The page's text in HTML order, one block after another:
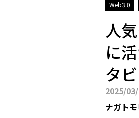
Web3.0
人
に
タ
2025/
ナガト